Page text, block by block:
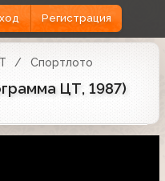
Регистрация
Спортлото
ЦТ, 1987)